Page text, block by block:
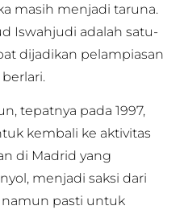
masih menjadi taruna.
Iswahjudi adalah satu-
dijadikan pelampiasan
tepatnya pada 1997,
kembali ke aktivitas
di Madrid yang
menjadi saksi dari
namun pasti untuk